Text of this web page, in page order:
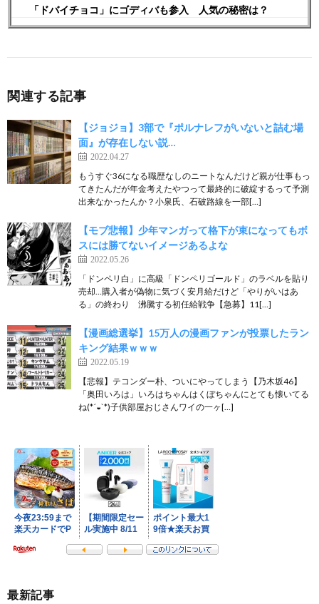
「ドバイチョコ」にゴディバも参入 人気の秘密は？
関連する記事
【ジョジョ】3部で『ポルナレフがいないと詰む場
面』が存在しない説…
2022.04.27
もうすぐ36になる職歴なしのニートなんだけど親が仕事もっ
てきたんだが年金考えたやつって最終的に破綻するって予測
出来なかったんか？小泉氏、石破路線を一部[…]
【モブ悲報】少年マンガって格下が束になってもボ
スには勝てないイメージあるよな
2022.05.26
「ドンペリ白」に高級「ドンペリゴールド」のラベルを貼り
売却…購入者が偽物に気づく安月給だけど「やりがいはあ
る」の終わり 沸騰する初任給戦争【急募】11[…]
【漫画総選挙】15万人の漫画ファンが投票したラン
キング結果ｗｗｗ
2022.05.19
【悲報】テコンダー朴、ついにやってしまう【乃木坂46】
「奥田いろは」いろはちゃんはくぼちゃんにとても懐いてる
ね(*´◒`*)子供部屋おじさんワイの一ヶ[…]
最新記事